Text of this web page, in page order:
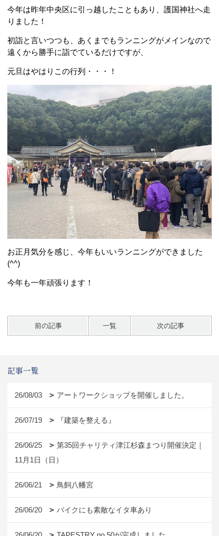
今年は昨年中央区に引っ越したこともあり、護国神社へ走
りました！
初詣と言いつつも、あくまでもランニングがメインなので
遠くから勝手に詣でているだけですが、
元旦はやはりこの行列・・・！
お正月気分を感じ、今年もいいランニングができました
(^^)
今年も一年頑張ります！
前の記事 一覧 次の記事
記事一覧
26/08/03 アートワークショップを開催しました。
26/07/19 『建築を整える』
26/06/25
第35回チャリティ津江杉森まつり開催決定｜
11月1日（日）
26/06/21 鳥飼八幡宮
26/06/20 バイクにも素敵なイタ車あり